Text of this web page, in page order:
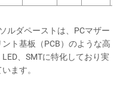
ルダペーストは、PCマザー
ト基板（PCB）のような高
、SMTに特化しており実
ます。